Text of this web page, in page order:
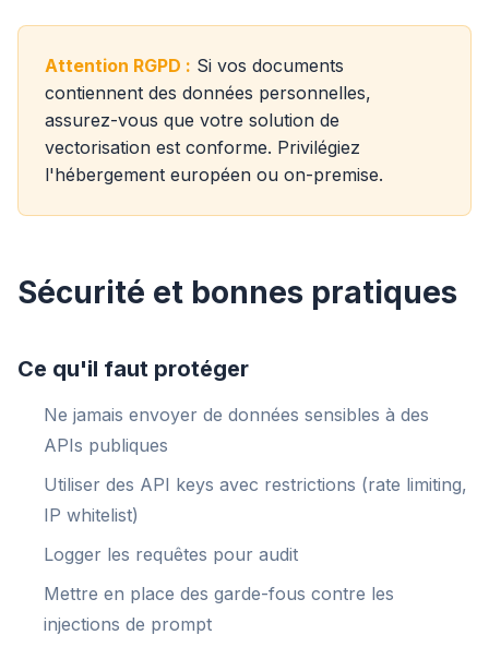
Attention RGPD : Si vos documents
contiennent des données personnelles,
assurez-vous que votre solution de
vectorisation est conforme. Privilégiez
l'hébergement européen ou on-premise.
Sécurité et bonnes pratiques
Ce qu'il faut protéger
Ne jamais envoyer de données sensibles à des
APIs publiques
Utiliser des API keys avec restrictions (rate limiting,
IP whitelist)
Logger les requêtes pour audit
Mettre en place des garde-fous contre les
injections de prompt